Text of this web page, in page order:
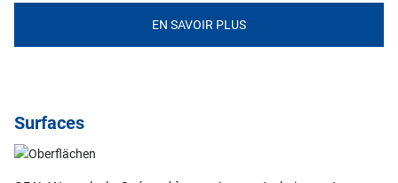
EN SAVOIR PLUS
Surfaces